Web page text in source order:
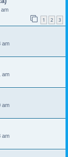
am
1 2 3
am
am
am
am